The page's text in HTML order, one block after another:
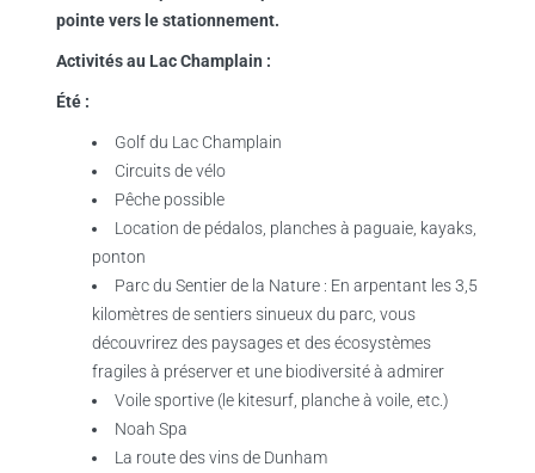
pointe vers le stationnement.
Activités au Lac Champlain :
Été :
Golf du Lac Champlain
Circuits de vélo
Pêche possible
Location de pédalos, planches à paguaie, kayaks,
ponton
Parc du Sentier de la Nature : En arpentant les 3,5
kilomètres de sentiers sinueux du parc, vous
découvrirez des paysages et des écosystèmes
fragiles à préserver et une biodiversité à admirer
Voile sportive (le kitesurf, planche à voile, etc.)
Noah Spa
La route des vins de Dunham